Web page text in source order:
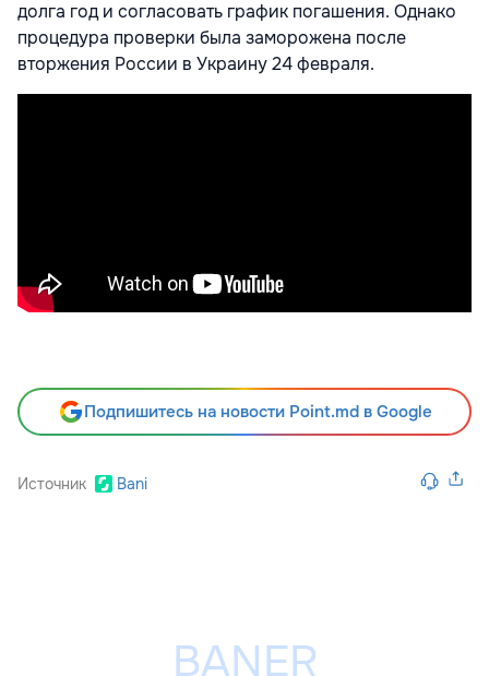
долга год и согласовать график погашения. Однако
процедура проверки была заморожена после
вторжения России в Украину 24 февраля.
Подпишитесь на новости Point.md в Google
Источник Bani